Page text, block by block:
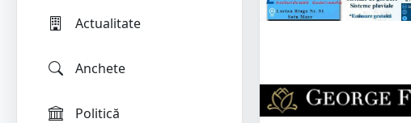
Actualitate
Anchete
Politică